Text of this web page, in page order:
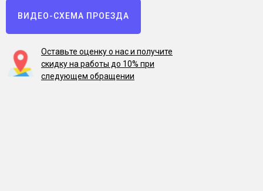
ВИДЕО-СХЕМА ПРОЕЗДА
Оставьте оценку о нас и получите
скидку на работы до 10% при
следующем обращении